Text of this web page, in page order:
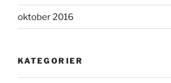
oktober 2016
KATEGORIER